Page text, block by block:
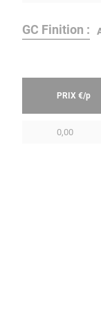
GC Finition :
PRIX €/p
0,00